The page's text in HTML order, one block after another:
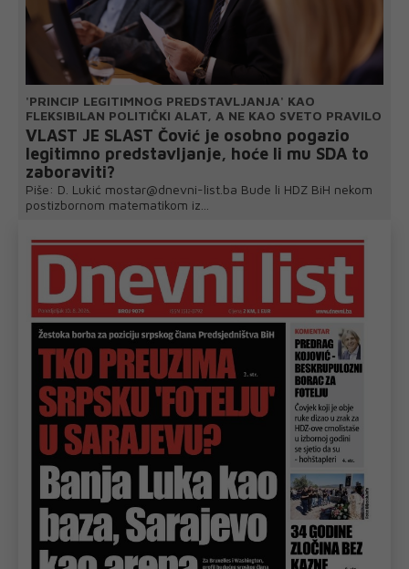
'PRINCIP LEGITIMNOG PREDSTAVLJANJA' KAO
FLEKSIBILAN POLITIČKI ALAT, A NE KAO SVETO PRAVILO
VLAST JE SLAST Čović je osobno pogazio
legitimno predstavljanje, hoće li mu SDA to
zaboraviti?
Piše: D. Lukić mostar@dnevni-list.ba Bude li HDZ BiH nekom
postizbornom matematikom iz...